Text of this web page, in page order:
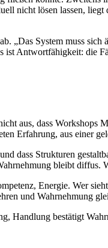
nicht lösen lassen,
„Das System muss
ist Antwortfähigkeit: die
aus, dass Workshops
Erfahrung, aus einer
dass Strukturen
bleibt diffus.
Energie. Wer
und Wahrnehmung
Handlung bestätigt